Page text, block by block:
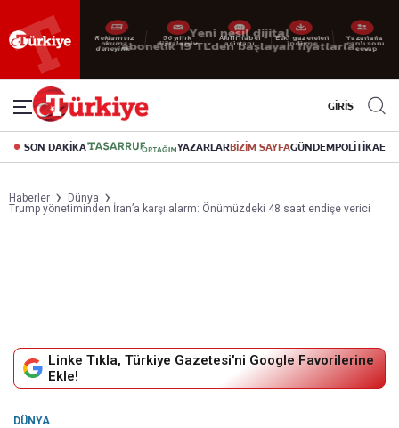
Reklamsız
okuma
deneyimi
56 yıllık
dijital arşiv
Akıllı haber
asistanı
Eski gazeteleri
indirme
Yazarlarla
canlı soru
cevap
GİRİŞ
SON DAKİKA YAZARLARBİZİM SAYFAGÜNDEMPOLİTİKA
Haberler
Dünya
Trump yönetiminden İran’a karşı alarm: Önümüzdeki 48 saat endişe verici
Linke Tıkla, Türkiye Gazetesi'ni Google Favorilerine
Ekle!
DÜNYA